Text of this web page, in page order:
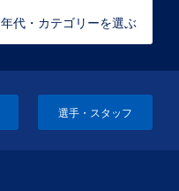
年代・カテゴリーを選ぶ
選手・スタッフ